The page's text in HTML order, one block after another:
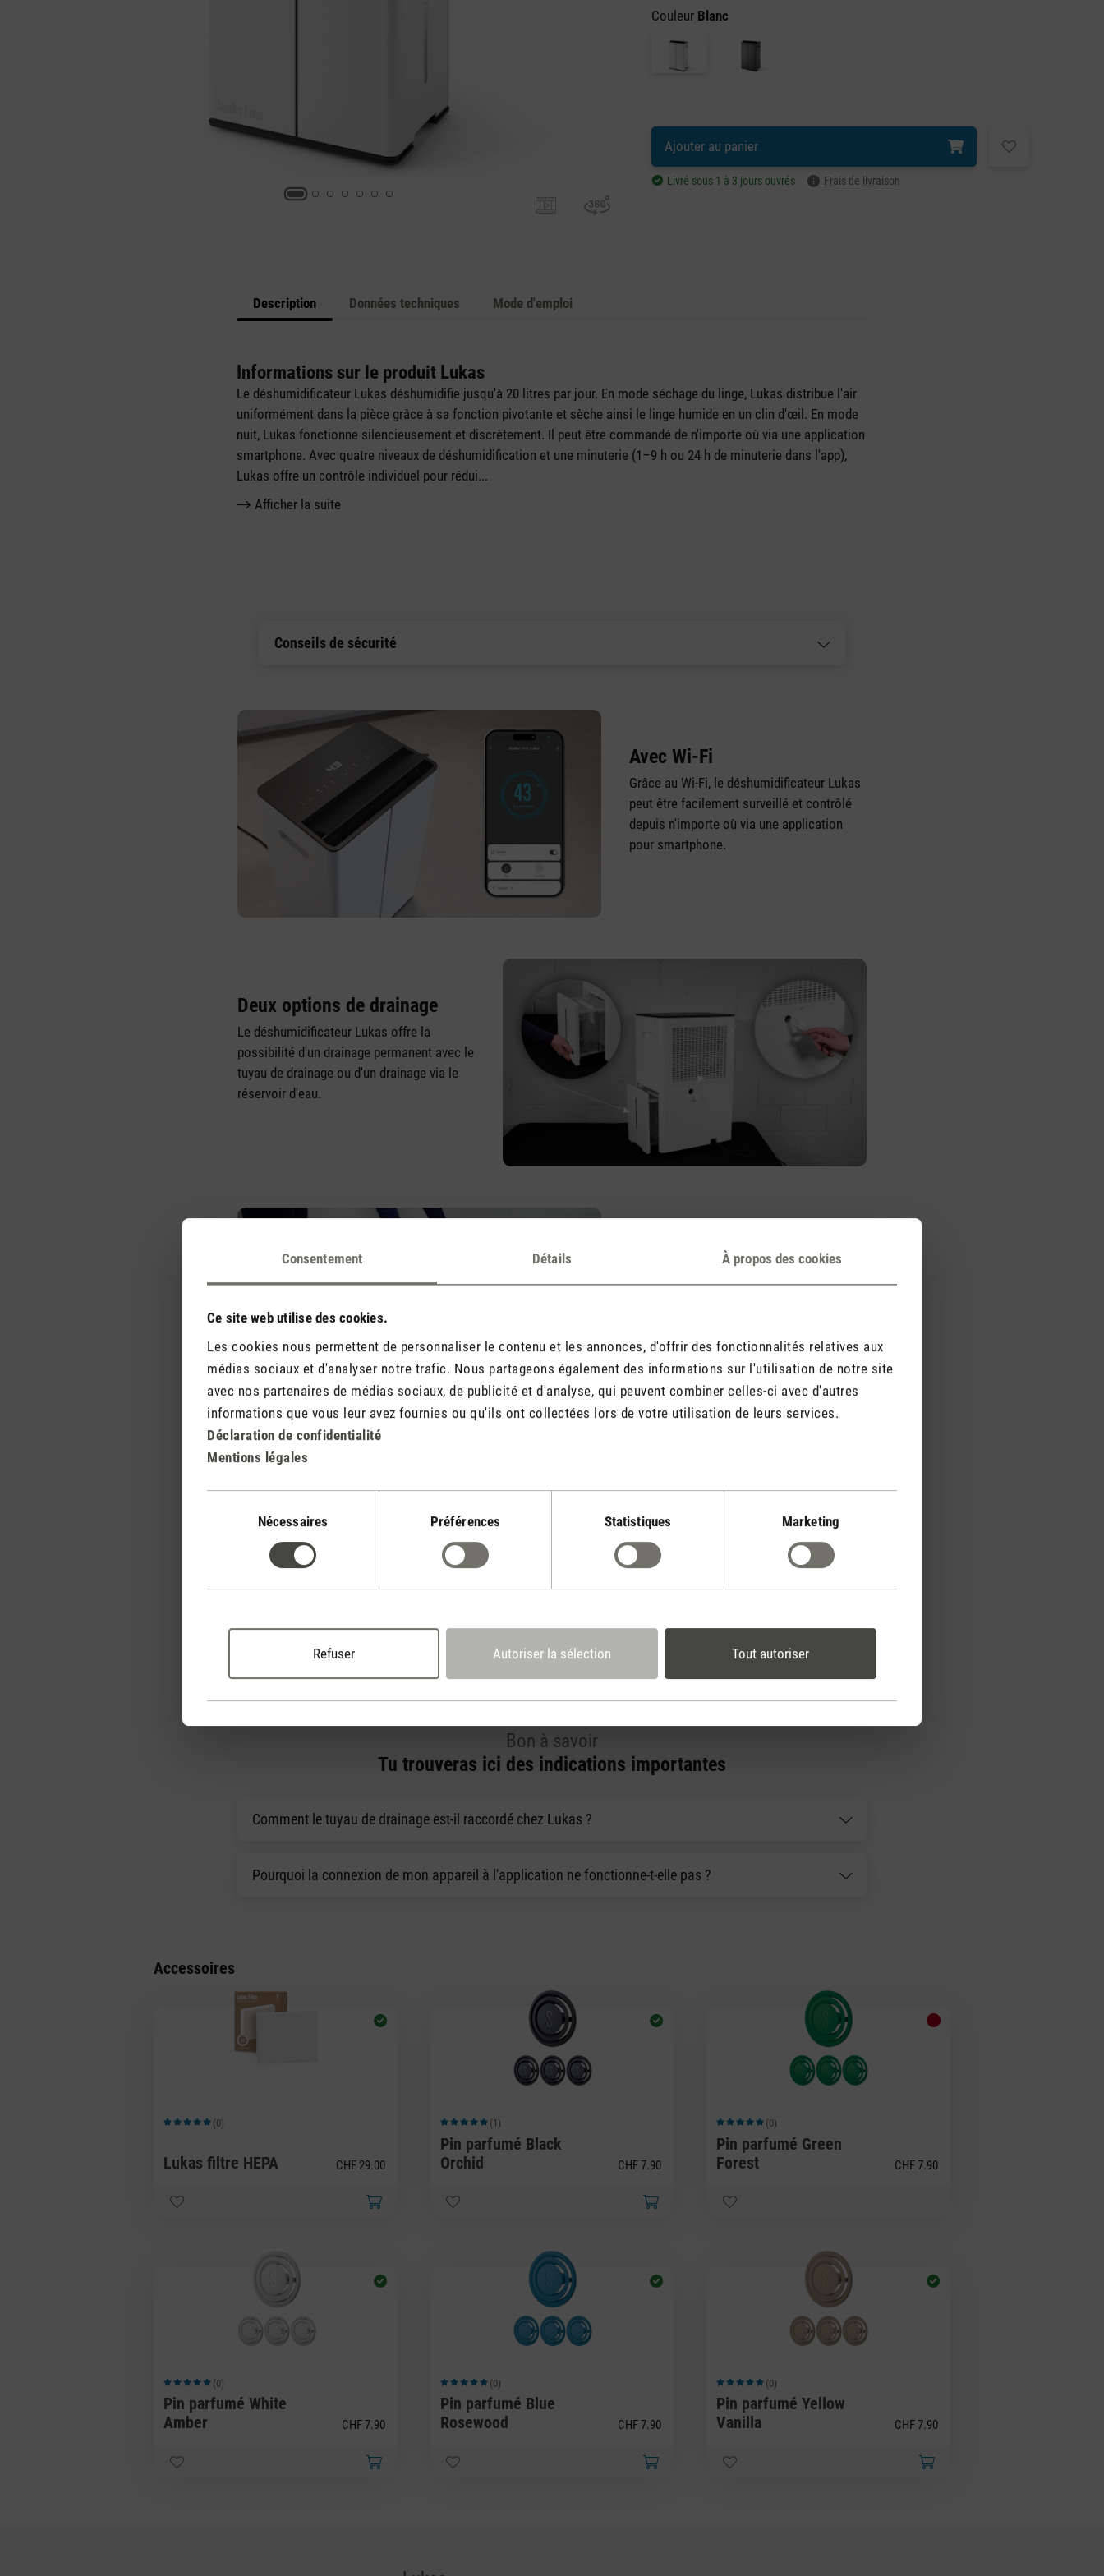
Consentement Détails À propos des cookies
Ce site web utilise des cookies.
Les cookies nous permettent de personnaliser le contenu et les annonces, d'offrir des fonctionnalités relatives aux
médias sociaux et d'analyser notre trafic. Nous partageons également des informations sur l'utilisation de notre site
avec nos partenaires de médias sociaux, de publicité et d'analyse, qui peuvent combiner celles-ci avec d'autres
informations que vous leur avez fournies ou qu'ils ont collectées lors de votre utilisation de leurs services.
Déclaration de confidentialité
Mentions légales
consentement
Nécessaires Préférences Statistiques Marketing
Refuser Autoriser la sélection Tout autoriser
Couleur Blanc
Ajouter au panier
Livré sous 1 à 3 jours ouvrés Frais de livraison
Description Données techniques Mode d'emploi
Informations sur le produit Lukas
Le déshumidificateur Lukas déshumidifie jusqu'à 20 litres par jour. En mode séchage du linge, Lukas distribue l'air
uniformément dans la pièce grâce à sa fonction pivotante et sèche ainsi le linge humide en un clin d'œil. En mode
nuit, Lukas fonctionne silencieusement et discrètement. Il peut être commandé de n'importe où via une application
smartphone. Avec quatre niveaux de déshumidification et une minuterie (1–9 h ou 24 h de minuterie dans l'app),
Lukas offre un contrôle individuel pour rédui...
Afficher la suite
Conseils de sécurité
Avec Wi-Fi
Grâce au Wi-Fi, le déshumidificateur Lukas
peut être facilement surveillé et contrôlé
depuis n'importe où via une application
pour smartphone.
Deux options de drainage
Le déshumidificateur Lukas offre la
possibilité d'un drainage permanent avec le
tuyau de drainage ou d'un drainage via le
réservoir d'eau.
Mobile et pratique
Grâce à ses poignées sur le côté et à ses
facilement et rapidement.
Grâce au filtre HEPA disponible en option,
Lukas peut en outre éliminer les particules
de l'air et améliorer ainsi la qualité de l'air
ambiant.
Bon à savoir
Tu trouveras ici des indications importantes
Comment le tuyau de drainage est-il raccordé chez Lukas ?
Pourquoi la connexion de mon appareil à l'application ne fonctionne-t-elle pas ?
Accessoires
Note moyenne de 5 sur 5 étoiles
(0)
Lukas filtre HEPA CHF 29.00
Note moyenne de 5 sur 5 étoiles
(1)
Pin parfumé Black
Orchid
CHF 7.90
Note moyenne de 5 sur 5 étoiles
(0)
Pin parfumé Green
Forest
CHF 7.90
Note moyenne de 5 sur 5 étoiles
(0)
Pin parfumé White
Amber
CHF 7.90
Note moyenne de 5 sur 5 étoiles
(0)
Pin parfumé Blue
Rosewood
CHF 7.90
Note moyenne de 5 sur 5 étoiles
(0)
Pin parfumé Yellow
Vanilla
CHF 7.90